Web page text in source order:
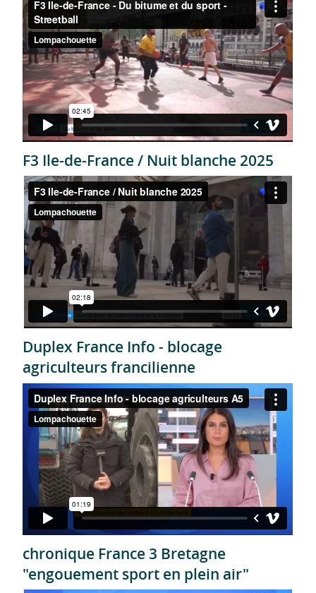
F3 Ile-de-France / Nuit blanche 2025
Duplex France Info - blocage
agriculteurs francilienne
chronique France 3 Bretagne
"engouement sport en plein air"